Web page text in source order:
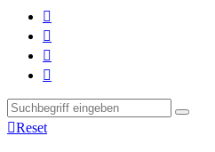




Reset